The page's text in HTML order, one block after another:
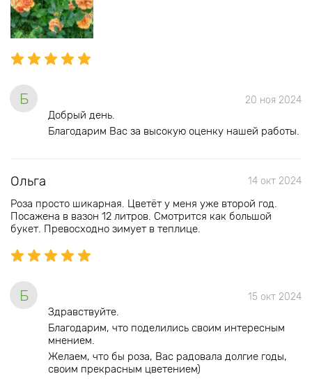
Б 20 ноя 2024
Добрый день.
Благодарим Вас за высокую оценку нашей работы.
Ольга 14 окт 2024
Роза просто шикарная. Цветёт у меня уже второй год.
Посажена в вазон 12 литров. Смотрится как большой
букет. Превосходно зимует в теплице.
Б 15 окт 2024
Здравствуйте.
Благодарим, что поделились своим интересным
мнением.
Желаем, что бы роза, Вас радовала долгие годы,
своим прекрасным цветением)